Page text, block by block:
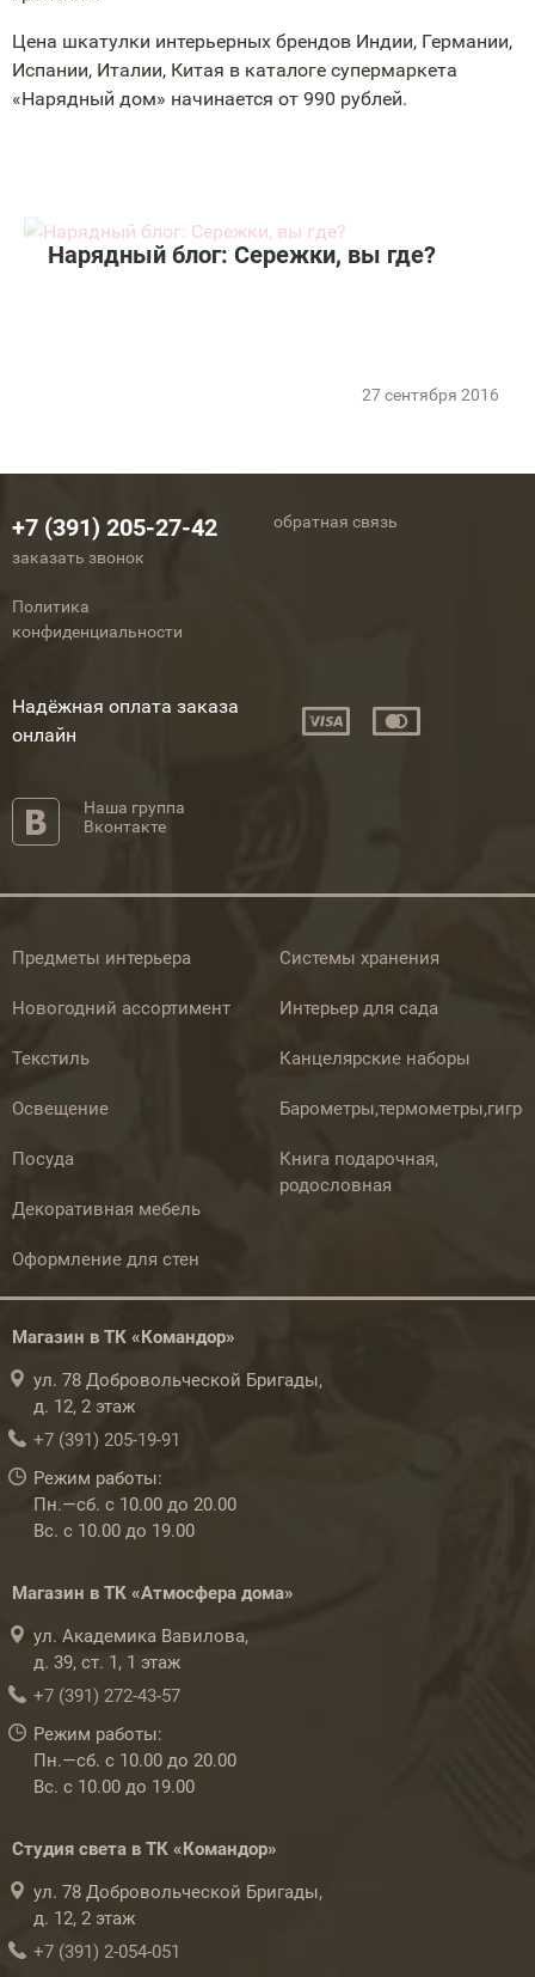
Цена шкатулки интерьерных брендов Индии, Германии,
Испании, Италии, Китая в каталоге супермаркета
«Нарядный дом» начинается от 990 рублей.
Нарядный блог: Сережки, вы где?
27 сентября 2016
+7 (391) 205-27-42
заказать звонок
обратная связь
Политика
конфиденциальности
Надёжная оплата заказа
онлайн
Наша группа
Вконтакте
Предметы интерьера
Новогодний ассортимент
Текстиль
Освещение
Посуда
Декоративная мебель
Оформление для стен
Системы хранения
Интерьер для сада
Канцелярские наборы
Книга подарочная,
родословная
Магазин в ТК «Командор»
ул. 78 Добровольческой Бригады,
д. 12, 2 этаж
+7 (391) 205-19-91
Режим работы:
Пн.—сб. с 10.00 до 20.00
Вс. с 10.00 до 19.00
Магазин в ТК «Атмосфера дома»
ул. Академика Вавилова,
д. 39, ст. 1, 1 этаж
+7 (391) 272-43-57
Режим работы:
Пн.—сб. с 10.00 до 20.00
Вс. с 10.00 до 19.00
Студия света в ТК «Командор»
ул. 78 Добровольческой Бригады,
д. 12, 2 этаж
+7 (391) 2-054-051